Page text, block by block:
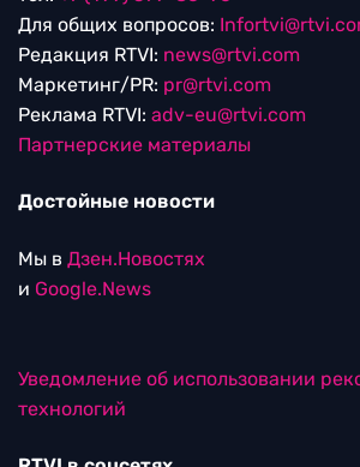
Для общих вопросов:
Редакция RTVI: news@rtvi.com
Маркетинг/PR: pr@rtvi.com
Реклама RTVI: adv-eu@rtvi.com
Партнерские материалы
Достойные новости
Мы в Дзен.Новостях
и Google.News
Уведомление об использовании
технологий